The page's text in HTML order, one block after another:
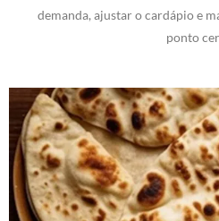
demanda, ajustar o cardápio e
ponto